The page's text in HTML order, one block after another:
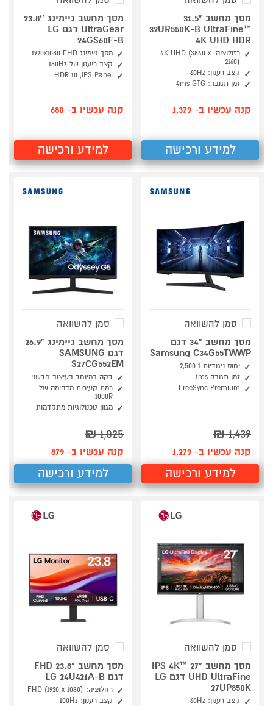
מסך מחשב "31.5
32UR550K-B UltraFine™
4K UHD HDR
רזולוציה: 4K UHD (3840 x
2160)
קצב רענון: 60Hz
זמן תגובה: 4ms GTG
קנה עכשיו ב- 1,379
למידע ורכישה
מסך מחשב גיימינג ''23.8
UltraGear דגם LG
24GS60F-B
מסך גיימינג FHD ‏‏1920x1080
קצב ריענון של 180Hz
HDR 10 ,IPS Panel
קנה עכשיו ב- 680
למידע ורכישה
סמן להשוואה
מסך מחשב "34 דגם
Samsung C34G55TWWP
יחוס ניגודיות 2,500:1
זמן תגובה 1ms
FreeSync Premium
1,439
₪
קנה עכשיו ב- 1,279
למידע ורכישה
סמן להשוואה
מסך מחשב גיימינג "26.9
דגם SAMSUNG
S27CG552EM
דקה במיוחד בעיצוב חדשני
רמת קעירות מדהימה של
1000R
מגוון טכנולוגיות מתקדמות
1,025
₪
קנה עכשיו ב- 879
למידע ורכישה
סמן להשוואה
מסך מחשב "27 ™IPS 4K
UHD UltraFine דגם LG
27UP850K
קצב רענון: 60Hz
סמן להשוואה
מסך מחשב "23.8 FHD
דגם LG 24U421A-B
רזולוציה: FHD (1920 x 1080)
קצב רענון: 100Hz